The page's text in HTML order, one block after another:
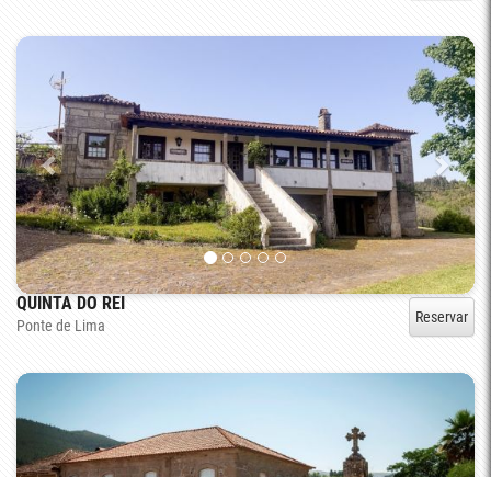
QUINTA DO REI
Ponte de Lima Reservar